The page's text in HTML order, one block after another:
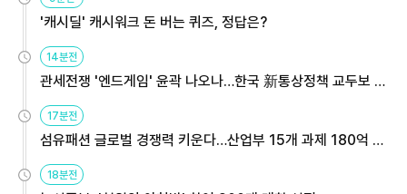
'캐시딜' 캐시워크 돈 버는 퀴즈, 정답은?
14분전
관세전쟁 '엔드게임' 윤곽 나오나…한국 新통상정책 교두보 활
용해야
17분전
섬유패션 글로벌 경쟁력 키운다…산업부 15개 과제 180억 지
원
18분전